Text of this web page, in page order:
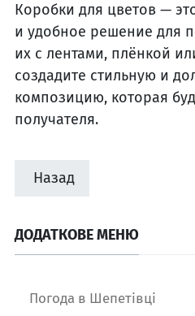
Коробки для цветов —
и удобное решение для
их с лентами, плёнкой
создадите стильную и
композицию, которая
получателя.
Назад
ДОДАТКОВЕ МЕНЮ
Погода в Шепетівці